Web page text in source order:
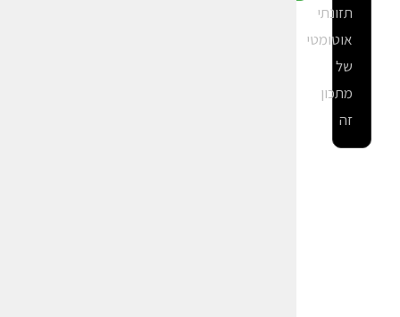
תזונתי
אוטומטי
של
מתכון
זה